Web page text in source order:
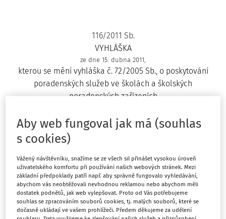
116/2011 Sb.
VYHLÁŠKA
ze dne 15. dubna 2011,
kterou se mění vyhláška č. 72/2005 Sb., o poskytování
poradenských služeb ve školách a školských
poradenských zařízeních
§ 28 odst. 6, § 121 odst. 1 a § 123 odst. 5 zákona č. 561/2004
Sb., o předškolním, základním, středním, vyšším odborném
a jiném vzdělávání (školský zákon), ve znění zákona č.
383/2005 Sb. a zákona č. 49/2009 Sb.:
Čl. I
Vyhláška č. 72/2005 Sb., o poskytování poradenských
Aby web fungoval jak má (souhlas
s cookies)
Vážený návštěvníku, snažíme se ze všech sil přinášet vysokou úroveň
uživatelského komfortu při používání našich webových stránek. Mezi
základní předpoklady patří např. aby správně fungovalo vyhledávání,
abychom vás neobtěžovali nevhodnou reklamou nebo abychom měli
dostatek podnětů, jak web vylepšovat. Proto od Vás potřebujeme
souhlas se zpracováním souborů cookies, tj. malých souborů, které se
dočasně ukládají ve vašem prohlížeči. Předem děkujeme za udělení